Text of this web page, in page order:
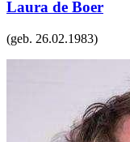
Laura de Boer
(geb. 26.02.1983)